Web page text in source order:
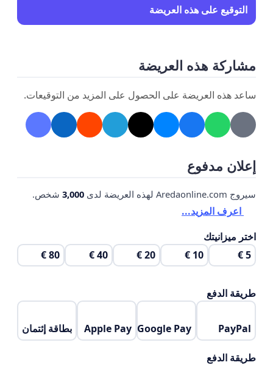
التوقيع على هذه العريضة
مشاركة هذه العريضة
ساعد هذه العريضة على الحصول على المزيد من التوقيعات.
إعلان مدفوع
سيروج Aredaonline.com لهذه العريضة لدى 3,000 شخص.
اعرف المزيد...
اختر ميزانيتك
5 €
10 €
20 €
40 €
80 €
طريقة الدفع
PayPal
Google Pay
Apple Pay بطاقة إئتمان
طريقة الدفع